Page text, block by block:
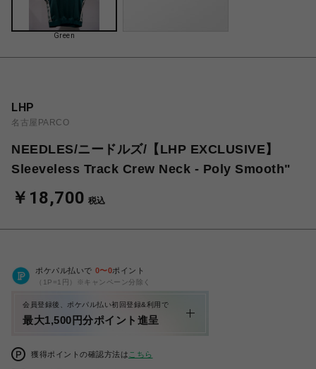
Green
LHP
名古屋PARCO
NEEDLES/ニードルズ/【LHP EXCLUSIVE】
Sleeveless Track Crew Neck - Poly Smooth"
￥18,700 税込
ポケパル払いで 0〜0ポイント
（1P=1円）※キャンペーン分除く
会員登録後、ポケパル払い初回登録&利用で
最大1,500円分ポイント進呈
獲得ポイントの確認方法は こちら